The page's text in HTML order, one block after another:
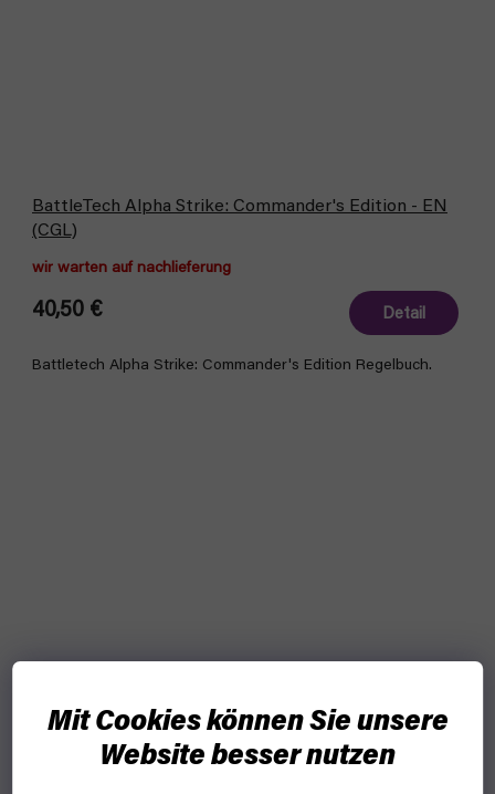
Mit Cookies können Sie unsere
Website besser nutzen
BattleTech Alpha Strike: Commander's Edition - EN
(CGL)
wir warten auf nachlieferung
40,50 € Detail
Battletech Alpha Strike: Commander's Edition Regelbuch.